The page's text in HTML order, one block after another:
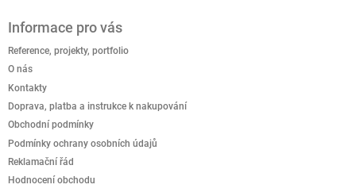
Informace pro vás
Reference, projekty, portfolio
O nás
Kontakty
Doprava, platba a instrukce k nakupování
Obchodní podmínky
Podmínky ochrany osobních údajů
Reklamační řád
Hodnocení obchodu